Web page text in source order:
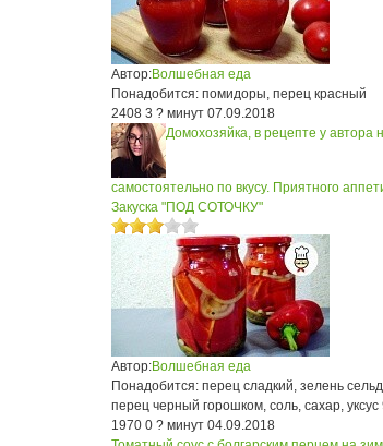
Автор:Волшебная еда
Понадобится: помидоры, перец красный
2408 3 ? минут 07.09.2018
Домохозяйка, в рецепте у автора
самостоятельно по вкусу. Приятного
Закуска "ПОД СОТОЧКУ"
Автор:Волшебная еда
Понадобится: перец сладкий, зелень
перец черный горошком, соль, сахар,
1970 0 ? минут 04.09.2018